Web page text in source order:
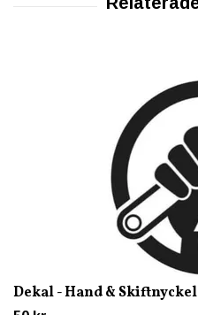
Dekal - Hand & Skiftnyckel